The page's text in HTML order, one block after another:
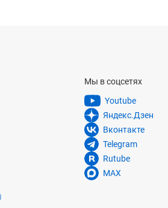
Мы в соцсетях
Youtube
Яндекс.Дзен
Вконтакте
Telegram
Rutube
MAX